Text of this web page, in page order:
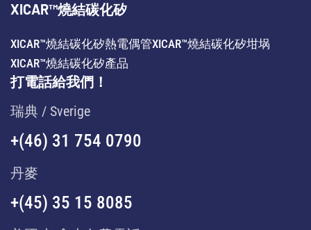
XICAR™燒結碳化矽
XICAR™燒結碳化矽熱電偶管XICAR™燒結碳化矽坩埚
XICAR™燒結碳化矽產品
打電話給我們！
瑞典 / Sverige
+(46) 31 754 0790
丹麥
+(45) 35 15 8085